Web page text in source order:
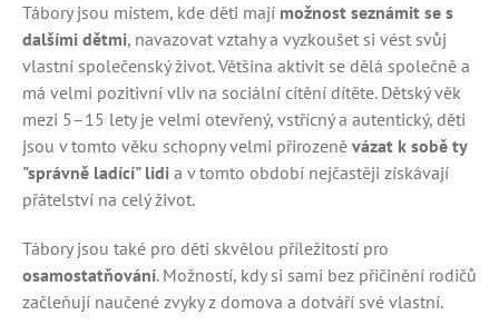
Tábory jsou místem, kde děti mají možnost seznámit se s
dalšími dětmi, navazovat vztahy a vyzkoušet si vést svůj
vlastní společenský život. Většina aktivit se dělá společně a
má velmi pozitivní vliv na sociální cítění dítěte. Dětský věk
mezi 5–15 lety je velmi otevřený, vstřícný a autentický, děti
jsou v tomto věku schopny velmi přirozeně vázat k sobě ty
"správně ladící" lidi a v tomto období nejčastěji získávají
přátelství na celý život.
Tábory jsou také pro děti skvělou příležitostí pro
osamostatňování. Možností, kdy si sami bez přičinění rodičů
začleňují naučené zvyky z domova a dotváří své vlastní.